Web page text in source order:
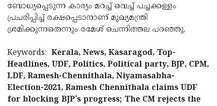
ബോധ്യപ്പെടുന്ന കാര്യം മറച്ച് വെച്ച് പച്ചക്കള്ളം
പ്രചരിപ്പിച്ച് രക്ഷപ്പെടാനാണ് മുഖ്യമന്ത്രി
ശ്രമിക്കുന്നതെന്നും രമേശ് ചെന്നിത്തല പറഞ്ഞു.
Keywords: Kerala, News, Kasaragod, Top-
Headlines, UDF, Politics, Political party, BJP, CPM,
LDF, Ramesh-Chennithala, Niyamasabha-
Election-2021, Ramesh Chennithala claims UDF
for blocking BJP's progress; The CM rejects the